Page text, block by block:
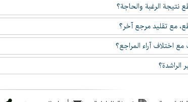
نتيجة الرغبة والحاجة؟
مع تقليد مرجع آخر؟
اختلاف آراء المراجع؟
الراشدة؟